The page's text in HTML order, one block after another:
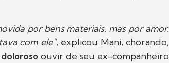
por bens materiais, mas por amor.
com ele", explicou Mani, chorando,
ouvir de seu ex-companheiro